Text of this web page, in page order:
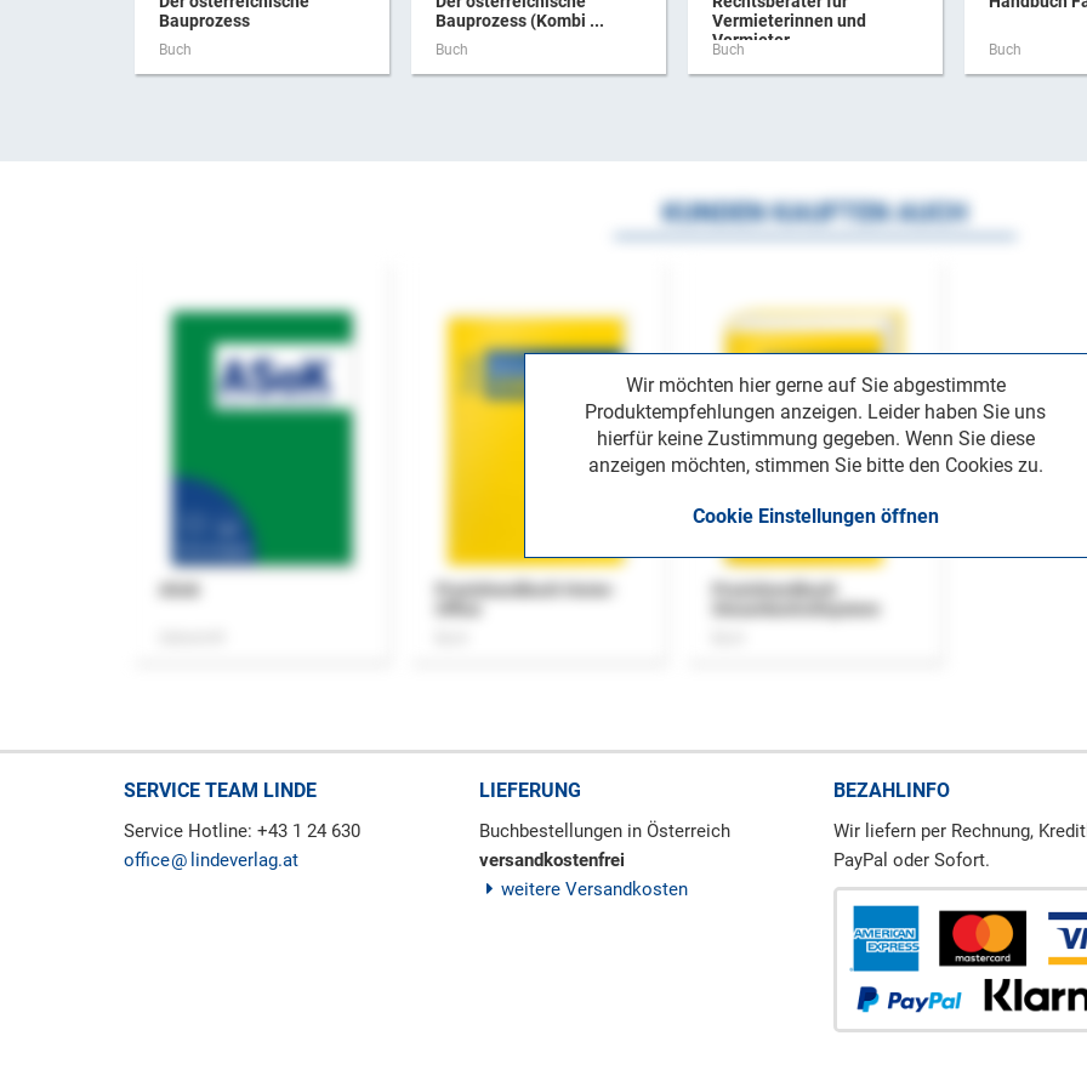
Bauprozess
Buch
Bauprozess (Kombi ...
Buch
Vermieterinnen und
Vermieter
Buch Buch
Wir möchten hier gerne auf Sie abgestimmte
Produktempfehlungen anzeigen. Leider haben Sie uns
hierfür keine Zustimmung gegeben. Wenn Sie diese
anzeigen möchten, stimmen Sie bitte den Cookies zu.
Cookie Einstellungen öffnen
KUNDEN KAUFTEN AUCH
Praxishandbuch Home-
Praxishandbuch
SERVICE TEAM LINDE
Service Hotline: +43 1 24 630
office
lindeverlag.at
LIEFERUNG
Buchbestellungen in Österreich
versandkostenfrei
weitere Versandkosten
BEZAHLINFO
Wir liefern per Rechnung,
PayPal oder Sofort.